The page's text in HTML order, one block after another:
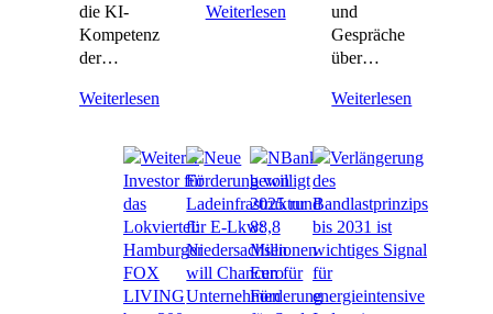
die KI-
Kompetenz
der…
Weiterlesen
Weiterlesen
und
Gespräche
über…
Weiterlesen